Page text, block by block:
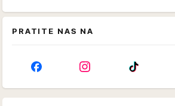
PRATITE NAS NA